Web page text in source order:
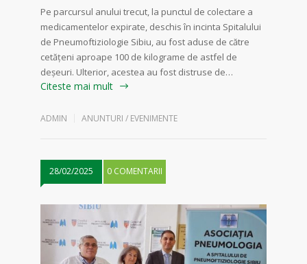
Pe parcursul anului trecut, la punctul de colectare a
medicamentelor expirate, deschis în incinta Spitalului
de Pneumoftiziologie Sibiu, au fost aduse de către
cetățeni aproape 100 de kilograme de astfel de
deșeuri. Ulterior, acestea au fost distruse de…
Citeste mai mult
ADMIN ANUNTURI / EVENIMENTE
28/02/2025 0 COMENTARII